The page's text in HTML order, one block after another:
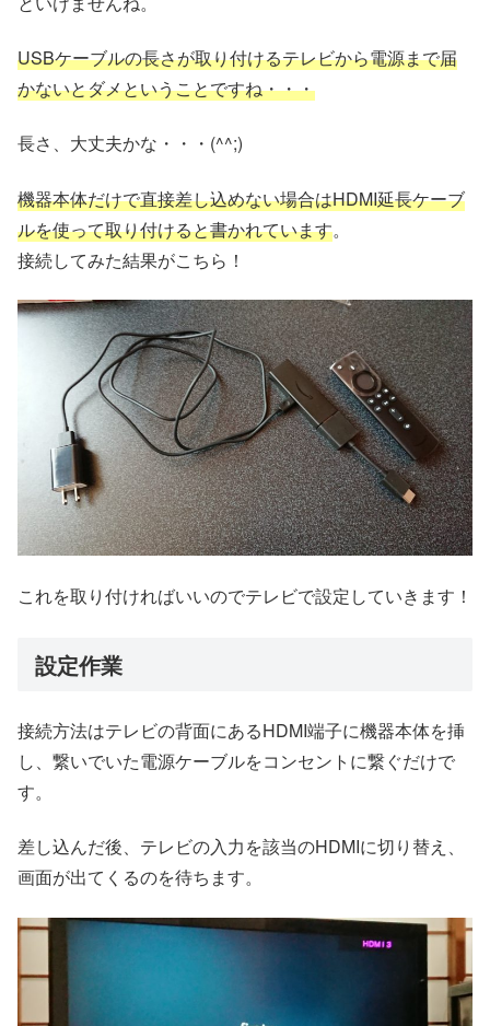
USBケーブルの長さが取り付けるテレビから電源まで届
かないとダメということですね・・・
長さ、大丈夫かな・・・(^^;)
機器本体だけで直接差し込めない場合はHDMI延長ケーブ
ルを使って取り付けると書かれています。
接続してみた結果がこちら！
これを取り付ければいいのでテレビで設定していきます！
設定作業
接続方法はテレビの背面にあるHDMI端子に機器本体を挿
し、繋いでいた電源ケーブルをコンセントに繋ぐだけで
す。
差し込んだ後、テレビの入力を該当のHDMIに切り替え、
画面が出てくるのを待ちます。